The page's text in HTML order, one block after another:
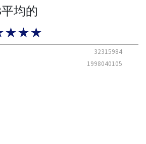
均的
32315984
1998040105